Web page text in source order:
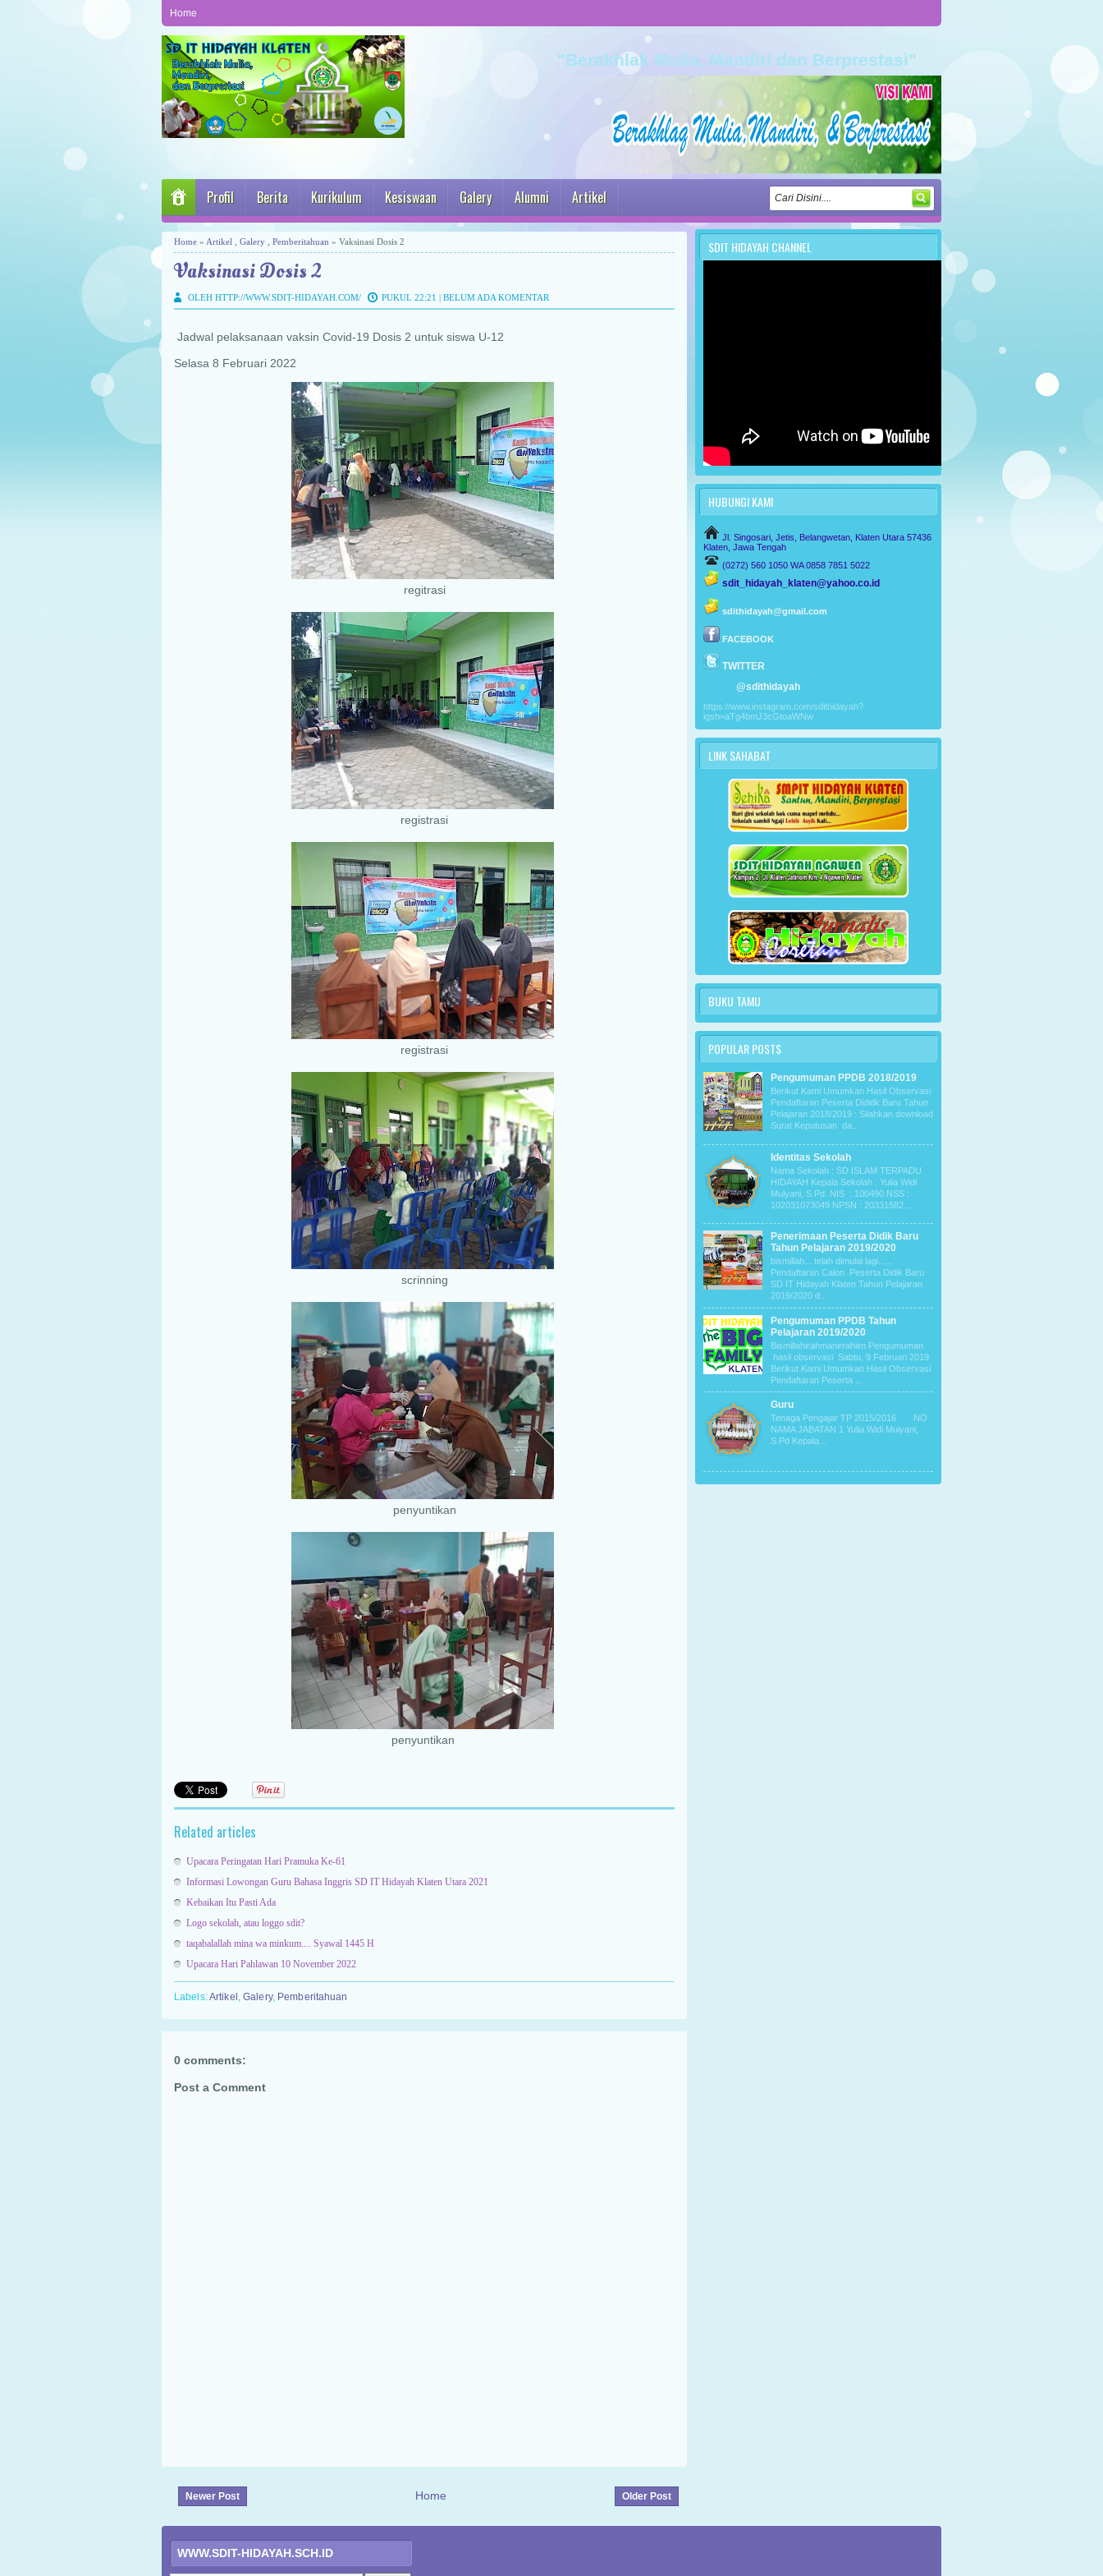
Home
"Berakhlak Mulia, Mandiri dan Berprestasi"
Profil Berita Kurikulum Kesiswaan Galery Alumni Artikel
Home » Artikel Galery Pemberitahuan » Vaksinasi Dosis 2
Vaksinasi Dosis 2
OLEH HTTP://WWW.SDIT-HIDAYAH.COM/ PUKUL 22:21 | BELUM ADA KOMENTAR
Jadwal pelaksanaan vaksin Covid-19 Dosis 2 untuk siswa U-12
Selasa 8 Februari 2022
regitrasi
registrasi
registrasi
scrinning
penyuntikan
penyuntikan
Related articles
Upacara Peringatan Hari Pramuka Ke-61
Informasi Lowongan Guru Bahasa Inggris SD IT Hidayah Klaten Utara 2021
Kebaikan Itu Pasti Ada
Logo sekolah, atau loggo sdit?
taqabalallah mina wa minkum.... Syawal 1445 H
Upacara Hari Pahlawan 10 November 2022
Labels:Artikel ,Galery, Pemberitahuan
0 comments:
Post a Comment
Newer Post Older Post
Home
SDIT HIDAYAH CHANNEL
HUBUNGI KAMI
Jl. Singosari, Jetis, Belangwetan, Klaten Utara 57436
Klaten, Jawa Tengah
(0272) 560 1050 WA 0858 7851 5022
sdit_hidayah_klaten@yahoo.co.id
sdithidayah@gmail.com
FACEBOOK
TWITTER
@sdithidayah
https://www.instagram.com/sdithidayah?
igsh=aTg4bmJ3cGtoaWNw
LINK SAHABAT
BUKU TAMU
POPULAR POSTS
Pengumuman PPDB 2018/2019
Berikut Kami Umumkan Hasil Observasi
Pendaftaran Peserta Dididk Baru Tahun
Pelajaran 2018/2019 : Silahkan download
Surat Keputusan da...
Identitas Sekolah
Nama Sekolah : SD ISLAM TERPADU
HIDAYAH Kepala Sekolah : Yulia Widi
Mulyani, S.Pd. NIS : 100490 NSS :
102031073049 NPSN : 20331582...
Penerimaan Peserta Didik Baru
Tahun Pelajaran 2019/2020
bismillah... telah dimulai lagi......
Pendaftaran Calon Peserta Didik Baru
SD IT Hidayah Klaten Tahun Pelajaran
2019/2020 d...
Pengumuman PPDB Tahun
Pelajaran 2019/2020
Bismillahirahmanirrahiim Pengumuman
hasil observasi Sabtu, 9 Februari 2019
Berikut Kami Umumkan Hasil Observasi
Pendaftaran Peserta ...
Guru
Tenaga Pengajar TP 2015/2016 NO
NAMA JABATAN 1 Yulia Widi Mulyani,
S.Pd Kepala...
WWW.SDIT-HIDAYAH.SCH.ID